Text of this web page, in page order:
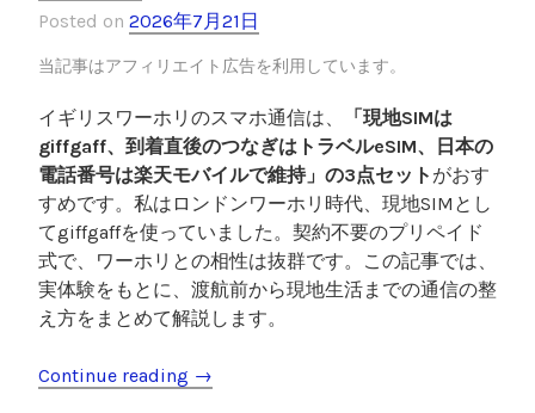
Posted on 2026年7月21日
当記事はアフィリエイト広告を利用しています。
イギリスワーホリのスマホ通信は、
「現地SIMは
giffgaff、到着直後のつなぎはトラベルeSIM、日本の
電話番号は楽天モバイルで維持」の3点セット がおす
すめです。私はロンドンワーホリ時代、現地SIMとし
てgiffgaffを使っていました。契約不要のプリペイド
式で、ワーホリとの相性は抜群です。この記事では、
実体験をもとに、渡航前から現地生活までの通信の整
え方をまとめて解説します。
Continue reading “
→